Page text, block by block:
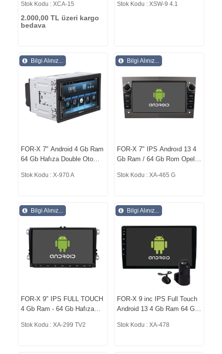
Stok Kodu : XCA-15
2.000,00 TL üzeri kargo
bedava
4.1
Stok Kodu : XSW-9 4.1
Bilgi Alınız...
FOR-X 7" Android 4 Gb Ram
64 Gb Hafıza Double Oto
Stok Kodu : X-970 A
Bilgi Alınız...
FOR-X 7" IPS Androıd 13 4
Gb Ram / 64 Gb Rom Opel
Ekran XA-465 G
Stok Kodu : XA-465 G
Bilgi Alınız...
FOR-X 9" IPS FULL TOUCH
4 Gb Ram - 64 Gb Hafıza
Double Oto Tyep XA-299
Stok Kodu : XA-299 TV2
Bilgi Alınız...
FOR-X 9 inc IPS Full Touch
Android 13 4 Gb Ram 64 Gb
Stok Kodu : XA-478